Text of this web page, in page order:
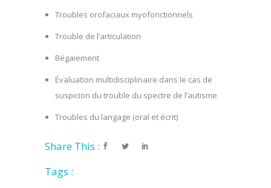
Troubles orofaciaux myofonctionnels
Trouble de l’articulation
Bégaiement
Évaluation multidisciplinaire dans le cas de
suspicion du trouble du spectre de l’autisme
Troubles du langage (oral et écrit)
Share This :
Tags :